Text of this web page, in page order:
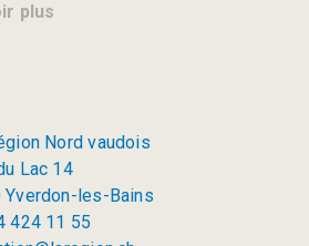
plus
Nord vaudois
Lac 14
Yverdon-les-Bains
424 11 55